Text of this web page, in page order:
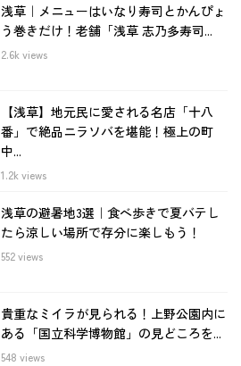
浅草｜メニューはいなり寿司とかんぴょ
う巻きだけ！老舗「浅草 志乃多寿司...
2.6k views
【浅草】地元民に愛される名店「十八
番」で絶品ニラソバを堪能！極上の町
中...
1.2k views
浅草の避暑地3選｜食べ歩きで夏バテし
たら涼しい場所で存分に楽しもう！
552 views
貴重なミイラが見られる！上野公園内に
ある「国立科学博物館」の見どころを...
548 views